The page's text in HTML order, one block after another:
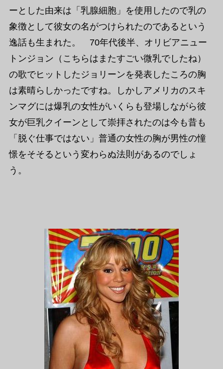
ーとした由来は「乳腺細胞」を使用したので乳の
象徴として彼女の名がつけられたのであるという
逸話も生まれた。 70年代後半、オリビアニュー
トンジョン（こちらはまたすごい微乳でしたね）
の歌でヒットしたジョリーンを発表したころの胸
は素晴らしかったですね。しかしアメリカのスキ
ンマグには爆乳の女性がいくらも登場しながら彼
女が巨乳クイーンとして崇拝されたのは今も昔も
「脱ぐ仕事ではない」普通の女性の胸が男性の憧
憬をそそるという変わらぬ法則があるのでしょ
う。